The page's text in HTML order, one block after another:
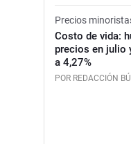
Precios
Costo de vida:
precios en julio
a 4,27%
POR REDACCIÓN